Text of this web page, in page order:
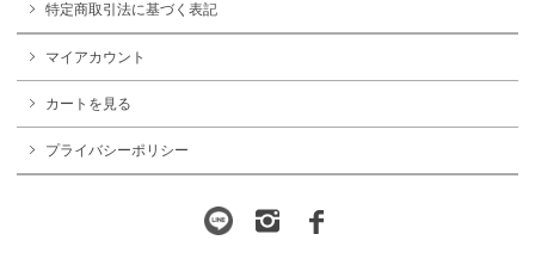
特定商取引法に基づく表記
マイアカウント
カートを見る
プライバシーポリシー